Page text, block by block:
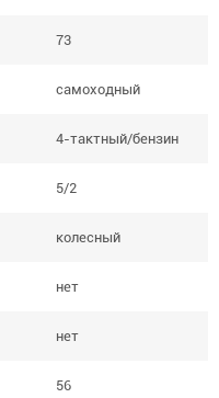
73
самоходный
4-тактный/бензин
5/2
колесный
нет
нет
56